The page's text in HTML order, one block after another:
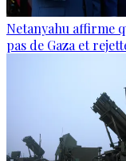
Netanyahu affirme
pas de Gaza et